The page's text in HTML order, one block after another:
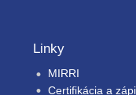
Linky
MIRRI
Certifikácia a